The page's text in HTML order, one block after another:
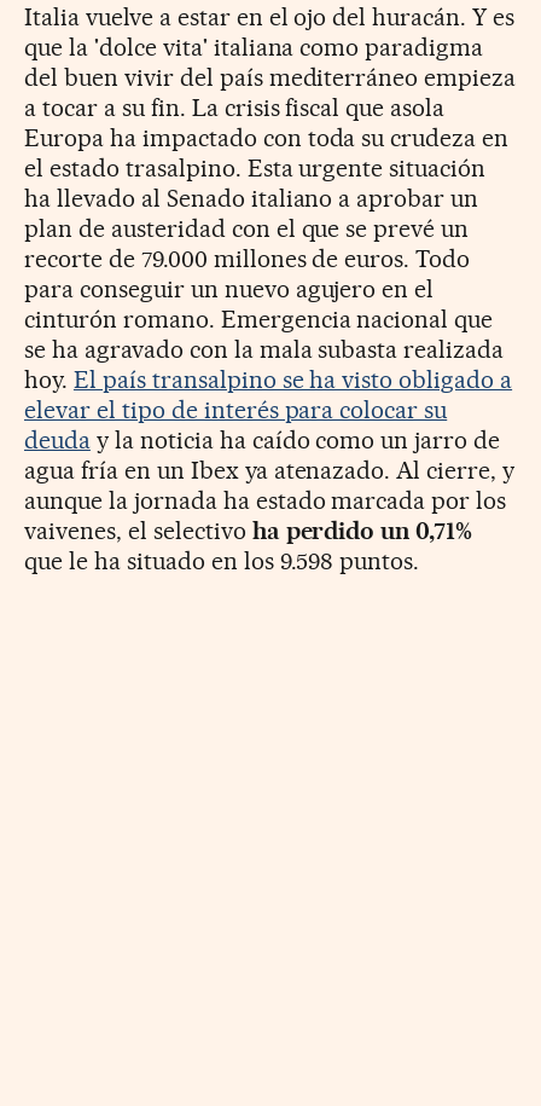
Italia vuelve a estar en el ojo del huracán. Y es
que la 'dolce vita' italiana como paradigma
del buen vivir del país mediterráneo empieza
a tocar a su fin. La crisis fiscal que asola
Europa ha impactado con toda su crudeza en
el estado trasalpino. Esta urgente situación
ha llevado al Senado italiano a aprobar un
plan de austeridad con el que se prevé un
recorte de 79.000 millones de euros. Todo
para conseguir un nuevo agujero en el
cinturón romano. Emergencia nacional que
se ha agravado con la mala subasta realizada
hoy. El país transalpino se ha visto obligado a
elevar el tipo de interés para colocar su
deuday la noticia ha caído como un jarro de
agua fría en un Ibex ya atenazado. Al cierre, y
aunque la jornada ha estado marcada por los
vaivenes, el selectivo ha perdido un 0,71%
que le ha situado en los 9.598 puntos.